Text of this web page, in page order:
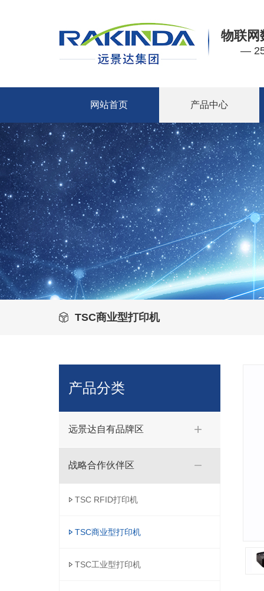
物联网
—
网站首页 产品中心
TSC商业型打印机
产品分类
远景达自有品牌区
战略合作伙伴区
TSC RFID打印机
TSC商业型打印机
TSC工业型打印机